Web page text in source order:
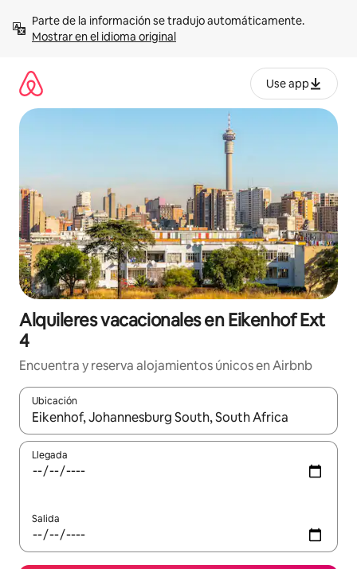
contenidoMostrar en el idioma original
Use app
Alquileres vacacionales en Eikenhof Ext
4
Encuentra y reserva alojamientos únicos en Airbnb
Ubicación
Cuando los resultados estén disponibles, navega con las
Llegada
Salida